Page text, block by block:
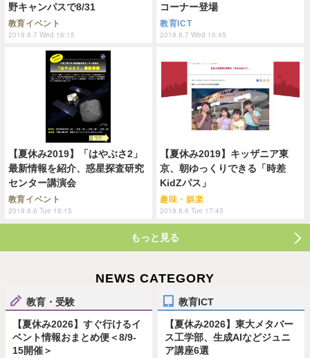
野キャンパスで8/31
教育イベント
2019.8.7 Wed 16:15
コーナー登場
教育ICT
2019.8.7 Wed 10:45
【夏休み2019】「はやぶさ2」
最新情報を紹介、惑星探査研究
センター講演会
教育イベント
2019.8.6 Tue 18:15
【夏休み2019】キッザニア東
京、朝ゆっくりできる「時差
KidZパス」
趣味・娯楽
2019.8.6 Tue 17:45
もっと見る
NEWS CATEGORY
教育・受験
【夏休み2026】すぐ行けるイ
ベント情報おまとめ便＜8/9-
15開催＞
教育ICT
【夏休み2026】東大メタバー
ス工学部、生成AIなどジュニ
ア講座6選